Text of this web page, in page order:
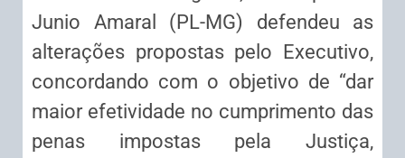
Junio Amaral (PL-MG) defendeu as
alterações propostas pelo Executivo,
concordando com o objetivo de “dar
maior efetividade no cumprimento das
penas impostas pela Justiça,